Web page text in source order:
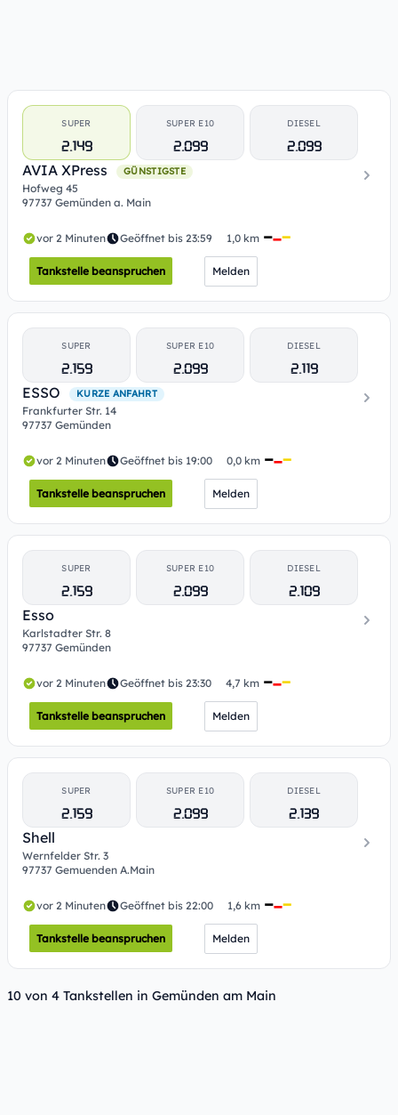
SUPER
2.149
SUPER E10
2.099
DIESEL
2.099
AVIA XPress
GÜNSTIGSTE
Hofweg 45
97737 Gemünden a. Main
vor 2 Minuten Geöffnet bis 23:59 1,0 km
Tankstelle beanspruchen Melden
SUPER
2.159
SUPER E10
2.099
DIESEL
2.119
ESSO
KURZE ANFAHRT
Frankfurter Str. 14
97737 Gemünden
vor 2 Minuten Geöffnet bis 19:00 0,0 km
Tankstelle beanspruchen Melden
SUPER
2.159
SUPER E10
2.099
DIESEL
2.109
Esso
Karlstadter Str. 8
97737 Gemünden
vor 2 Minuten Geöffnet bis 23:30 4,7 km
Tankstelle beanspruchen Melden
SUPER
2.159
SUPER E10
2.099
DIESEL
2.139
Shell
Wernfelder Str. 3
97737 Gemuenden A.Main
vor 2 Minuten Geöffnet bis 22:00 1,6 km
Tankstelle beanspruchen Melden
10 von 4 Tankstellen in Gemünden am Main